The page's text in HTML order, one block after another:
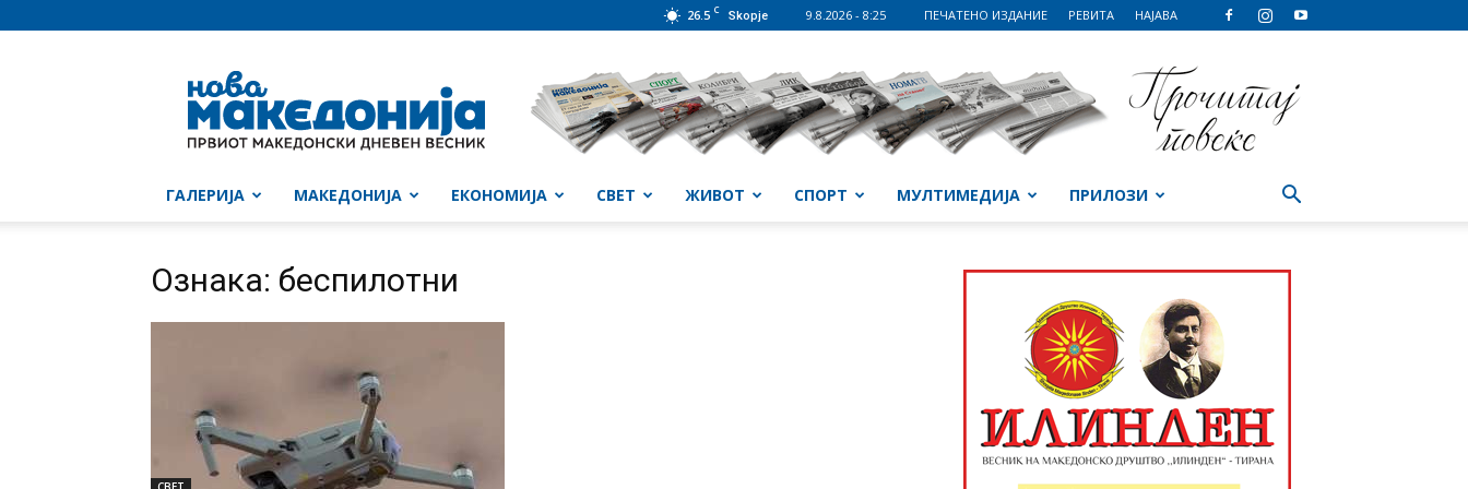
26.5 C Skopje 9.8.2026 - 8:25 ПЕЧАТЕНО ИЗДАНИЕ РЕВИТА НАЈАВА
Македонија
ГАЛЕРИЈА МАКЕДОНИЈА ЕКОНОМИЈА СВЕТ ЖИВОТ СПОРТ МУЛТИМЕДИЈА ПРИЛОЗИ
Ознака: беспилотни